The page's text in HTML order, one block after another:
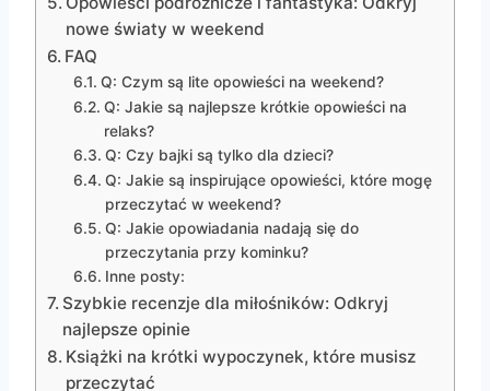
nowe światy w weekend
FAQ
Q: Czym są lite opowieści na weekend?
Q: Jakie są najlepsze krótkie opowieści na
relaks?
Q: Czy bajki są tylko dla dzieci?
Q: Jakie są inspirujące opowieści, które mogę
przeczytać w weekend?
Q: Jakie opowiadania nadają się do
przeczytania przy kominku?
Inne posty:
Szybkie recenzje dla miłośników: Odkryj
najlepsze opinie
Książki na krótki wypoczynek, które musisz
przeczytać